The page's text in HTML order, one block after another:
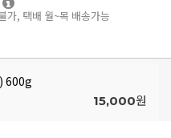
가, 택배 월~목 배송가능
600g
15,000원